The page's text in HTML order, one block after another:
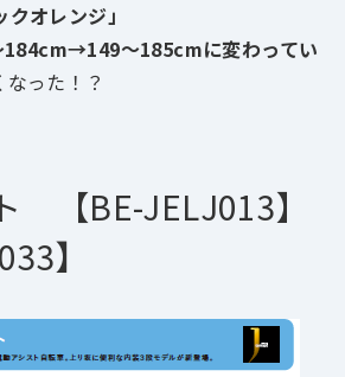
オレンジ」
184cm→149～185cmに変わってい
った！？
【BE-JELJ013】
】